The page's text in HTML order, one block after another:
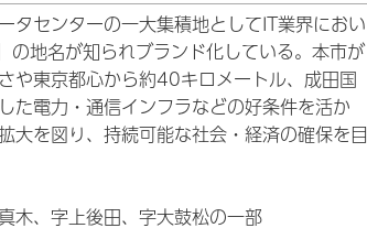
タセンターの一大集積地としてIT業界におい
地名が知られブランド化している。本市が
や東京都心から約40キロメートル、成田国
た電力・通信インフラなどの好条件を活か
大を図り、持続可能な社会・経済の確保を目
木、字上後田、字大鼓松の一部